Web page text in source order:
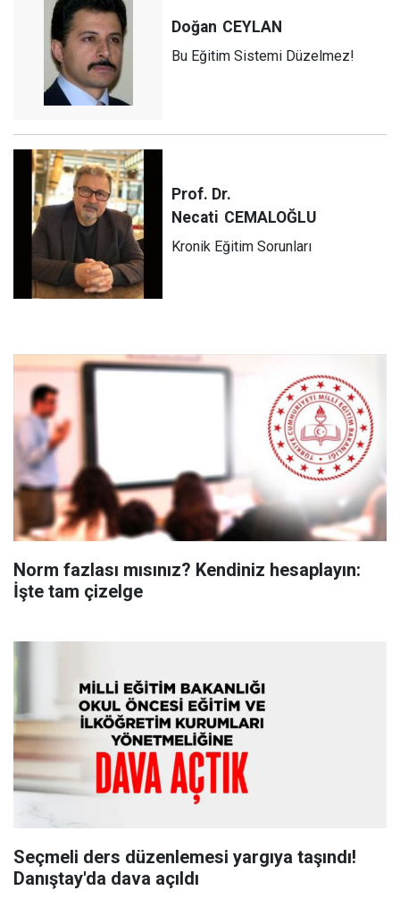
Doğan CEYLAN
Bu Eğitim Sistemi Düzelmez!
Prof. Dr.
Necati CEMALOĞLU
Kronik Eğitim Sorunları
Norm fazlası mısınız? Kendiniz hesaplayın:
İşte tam çizelge
Seçmeli ders düzenlemesi yargıya taşındı!
Danıştay'da dava açıldı